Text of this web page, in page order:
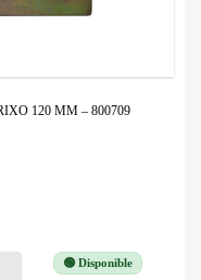
120 MM – 800709
🟢 Disponible